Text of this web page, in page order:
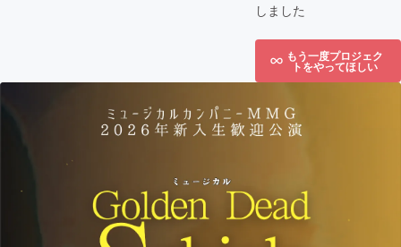
しました
もう一度プロジェク
トをやってほしい